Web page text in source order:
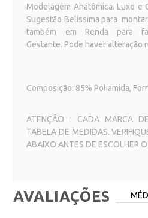
Modelagem Anatômica. Luxo e
Sugestão Belíssima para
também em Renda para
Gestante. Pode haver alteração
Composição: 85% Poliamida,
ATENÇÃO : CADA MARCA
TABELA DE MEDIDAS.
ABAIXO ANTES DE ESCOLHER
AVALIAÇÕES